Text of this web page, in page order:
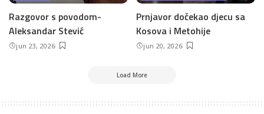
Razgovor s povodom-
Aleksandar Stević
jun 23, 2026
Prnjavor dočekao djecu sa
Kosova i Metohije
jun 20, 2026
Load More